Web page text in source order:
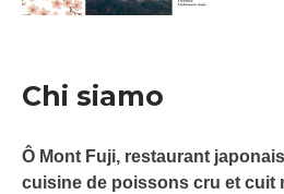
Chi siamo
Ô Mont Fuji, restaurant
cuisine de poissons cru et cuit